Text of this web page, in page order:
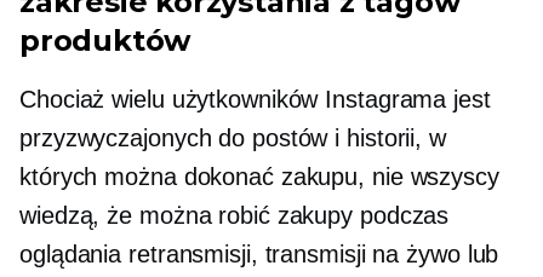
produktów
Chociaż wielu użytkowników Instagrama jest
przyzwyczajonych do postów i historii, w
których można dokonać zakupu, nie wszyscy
wiedzą, że można robić zakupy podczas
oglądania retransmisji, transmisji na żywo lub